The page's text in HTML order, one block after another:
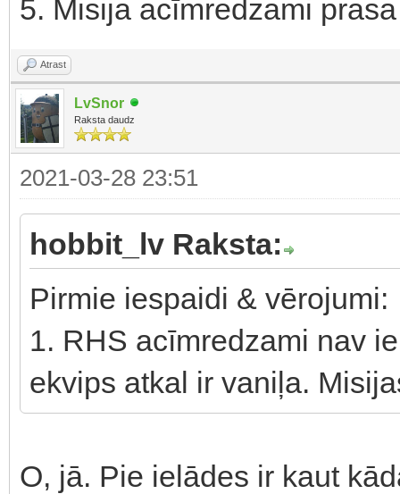
5. Misija acīmredzami
Atrast
LvSnor
Raksta daudz
2021-03-28 23:51
hobbit_lv Raksta:
Pirmie iespaidi & vērojumi:
1. RHS acīmredzami nav
ekvips atkal ir vaniļa.
O, jā. Pie ielādes ir kaut